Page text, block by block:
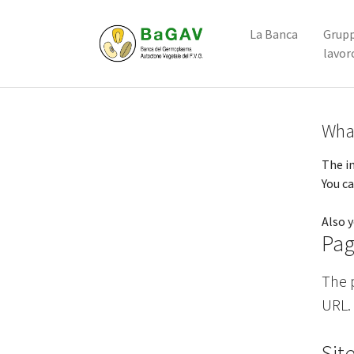
La Banca
The
You
Also
The
URL.